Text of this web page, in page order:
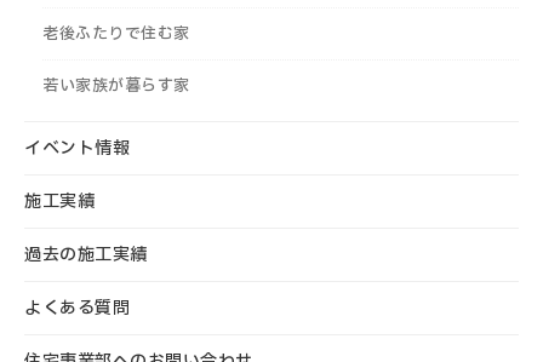
老後ふたりで住む家
若い家族が暮らす家
イベント情報
施工実績
過去の施工実績
よくある質問